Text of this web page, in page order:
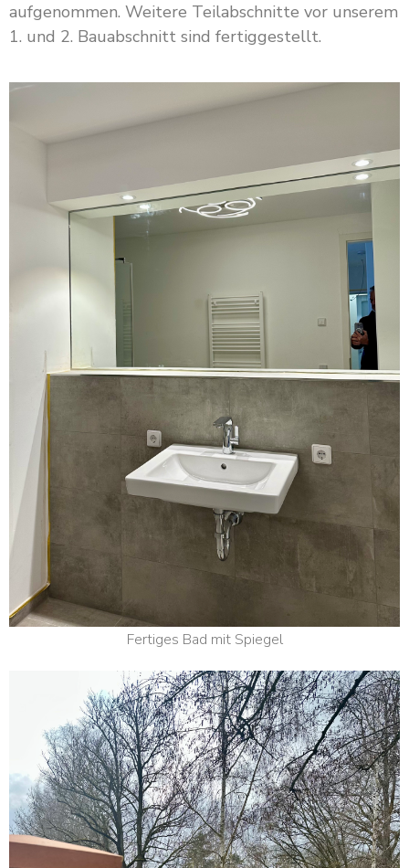
aufgenommen. Weitere Teilabschnitte vor unserem
1. und 2. Bauabschnitt sind fertiggestellt.
Fertiges Bad mit Spiegel